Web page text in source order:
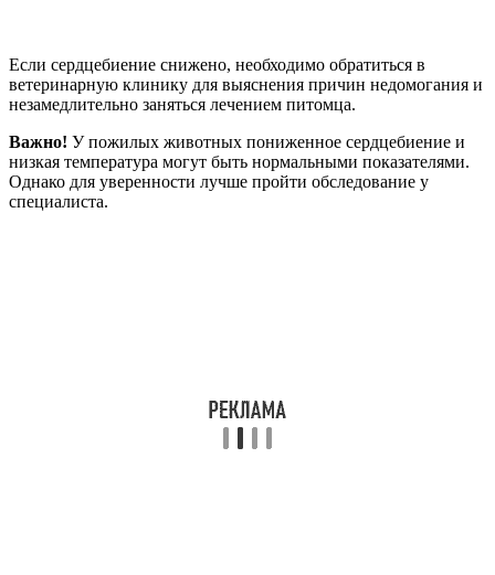
Если сердцебиение снижено, необходимо обратиться в
ветеринарную клинику для выяснения причин недомогания и
незамедлительно заняться лечением питомца.
Важно! У пожилых животных пониженное сердцебиение и
низкая температура могут быть нормальными показателями.
Однако для уверенности лучше пройти обследование у
специалиста.